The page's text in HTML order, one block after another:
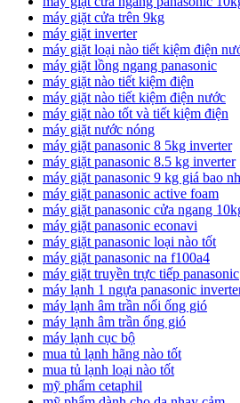
máy giặt cửa trên 9kg
máy giặt inverter
máy giặt loại nào tiết kiệm điện
máy giặt lồng ngang panasonic
máy giặt nào tiết kiệm điện
máy giặt nào tiết kiệm điện nước
máy giặt nào tốt và tiết kiệm điện
máy giặt nước nóng
máy giặt panasonic 8 5kg inverter
máy giặt panasonic 8.5 kg inverter
máy giặt panasonic 9 kg giá bao
máy giặt panasonic active foam
máy giặt panasonic cửa ngang
máy giặt panasonic econavi
máy giặt panasonic loại nào tốt
máy giặt panasonic na f100a4
máy giặt truyền trực tiếp panasonic
máy lạnh 1 ngựa panasonic
máy lạnh âm trần nối ống gió
máy lạnh âm trần ống gió
máy lạnh cục bộ
mua tủ lạnh hãng nào tốt
mua tủ lạnh loại nào tốt
mỹ phẩm cetaphil